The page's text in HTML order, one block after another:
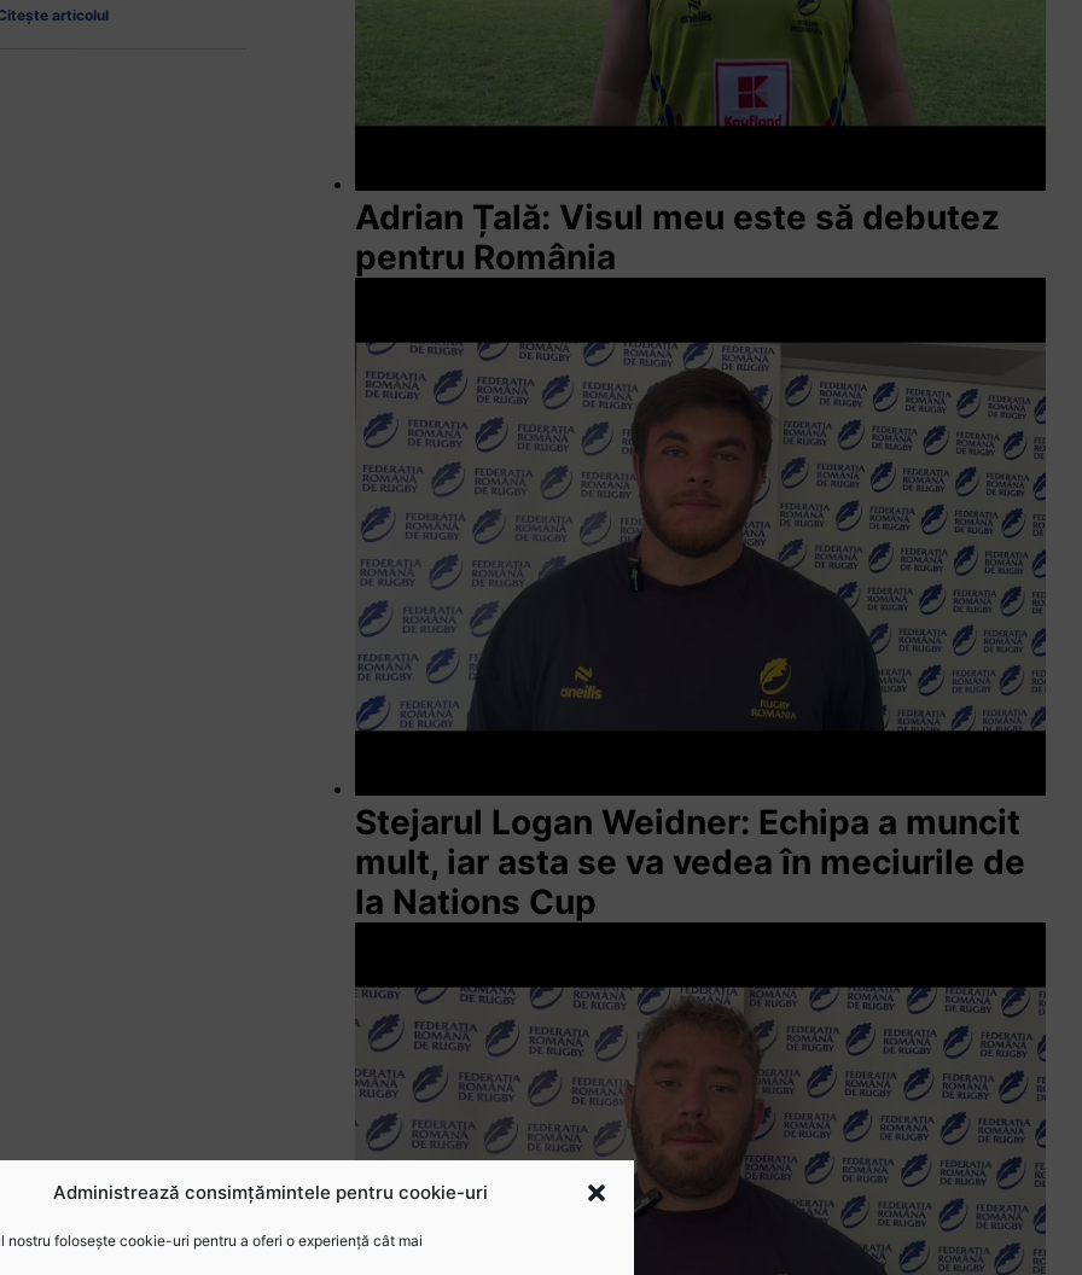
Administrează consimțămintele pentru cookie-uri
nostru folosește cookie-uri pentru a oferi o experiență cât mai
articolul
Adrian Țală: Visul meu este să debutez
pentru România
Stejarul Logan Weidner: Echipa a muncit
mult, iar asta se va vedea în meciurile de
la Nations Cup